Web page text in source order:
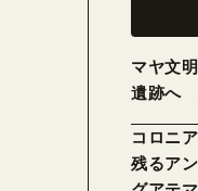
マヤ文
遺跡へ
コロニ
残るア